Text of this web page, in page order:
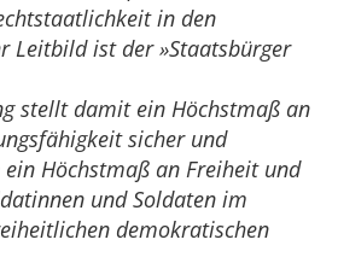
in den
Leitbild ist der »Staatsbürger
stellt damit ein Höchstmaß an
sicher und
Höchstmaß an Freiheit und
und Soldaten im
demokratischen